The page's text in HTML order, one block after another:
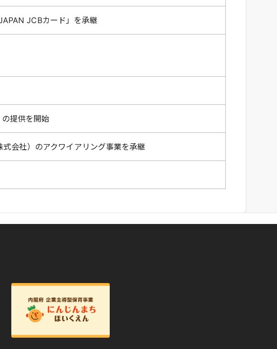
JCBカード」を承継
提供を開始
会社）のアクワイアリング事業を承継